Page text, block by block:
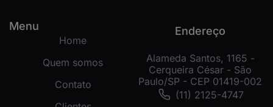
Menu
Home
Quem somos
Contato
Endereço
Alameda Santos, 1165 -
Cerqueira César - São
Paulo/SP - CEP 01419-002
(11) 2125-4747